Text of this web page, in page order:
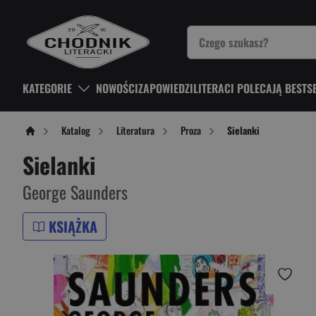
KATEGORIE NOWOŚCIZAPOWIEDZILITERACI POLECAJĄ
Katalog Literatura Proza Sielanki
Sielanki
George Saunders
KSIĄŻKA